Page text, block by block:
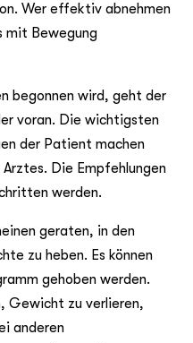
Wer effektiv abnehmen
mit Bewegung
begonnen wird, geht der
voran. Die wichtigsten
der Patient machen
Die Empfehlungen
werden.
geraten, in den
zu heben. Es können
gehoben werden.
Gewicht zu verlieren,
anderen